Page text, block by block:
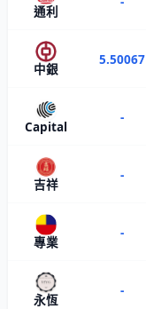
通利
中銀
5.50067
Capital
-
吉祥
-
專業
-
永恆
-